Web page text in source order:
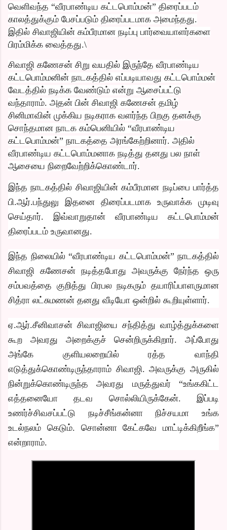
வெளிவந்த “வீரபாண்டிய கட்டபொம்மன்” திரைப்படம்
காலத்துக்கும் பேசப்படும் திரைப்படமாக அமைந்தது.
இதில் சிவாஜியின் கம்பீரமான நடிப்பு பார்வையாளர்களை
பிரம்மிக்க வைத்தது.\
சிவாஜி கணேசன் சிறு வயதில் இருந்தே வீரபாண்டிய
கட்டபொம்மனின் நாடகத்தில் எப்படியாவது கட்டபொம்மன்
வேடத்தில் நடிக்க வேண்டும் என்று ஆசைப்பட்டு
வந்தாராம். அதன் பின் சிவாஜி கணேசன் தமிழ்
சினிமாவின் முக்கிய நடிகராக வளர்ந்த பிறகு தனக்கு
சொந்தமான நாடக கம்பெனியில் “வீரபாண்டிய
கட்டபொம்மன்” நாடகத்தை அரங்கேற்றினார். அதில்
வீரபாண்டிய கட்டபொம்மனாக நடித்து தனது பல நாள்
ஆசையை நிறைவேற்றிக்கொண்டார்.
இந்த நாடகத்தில் சிவாஜியின் கம்பீரமான நடிப்பை பார்த்த
பி.ஆர்.பந்துலு இதனை திரைப்படமாக உருவாக்க முடிவு
செய்தார். இவ்வாறுதான் வீரபாண்டிய கட்டபொம்மன்
திரைப்படம் உருவானது.
இந்த நிலையில் “வீரபாண்டிய கட்டபொம்மன்” நாடகத்தில்
சிவாஜி கணேசன் நடித்தபோது அவருக்கு நேர்ந்த ஒரு
சம்பவத்தை குறித்து பிரபல நடிகரும் தயாரிப்பாளருமான
சித்ரா லட்சுமணன் தனது வீடியோ ஒன்றில் கூறியுள்ளார்.
ஏ.ஆர்.சீனிவாசன் சிவாஜியை சந்தித்து வாழ்த்துக்களை
கூற அவரது அறைக்குச் சென்றிருக்கிறார். அப்போது
அங்கே குளியலறையில் ரத்த வாந்தி
எடுத்துக்கொண்டிருந்தாராம் சிவாஜி. அவருக்கு அருகில்
நின்றுக்கொண்டிருந்த அவரது மருத்துவர் “உங்ககிட்ட
எத்தனையோ தடவ சொல்லியிருக்கேன். இப்படி
உணர்ச்சிவசப்பட்டு நடிச்சீங்கன்னா நிச்சயமா உங்க
உடல்நலம் கெடும். சொன்னா கேட்கவே மாட்டிக்கிறீங்க”
என்றாராம்.